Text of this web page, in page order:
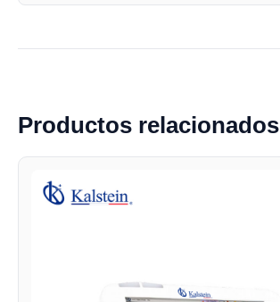
Productos relacionados